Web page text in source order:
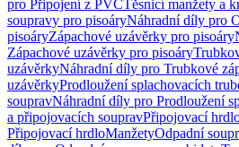
pro Připojení z PVCTěsnicí manžety a
soupravy pro pisoáryNáhradní díly pro
pisoáryZápachové uzávěrky pro pisoáry
Zápachové uzávěrky pro pisoáry
uzávěrkyNáhradní díly pro Trubkové
uzávěrkyProdloužení splachovacích
soupravNáhradní díly pro Prodloužení
a připojovacích soupravPřipojovací
Připojovací hrdloManžetyOdpadní